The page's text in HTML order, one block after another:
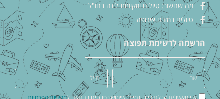
מה שחשוב: טיולים ומקומות לינה בחו"ל
טיולים במזרח אירופה
הרשמה לרשימת תפוצה